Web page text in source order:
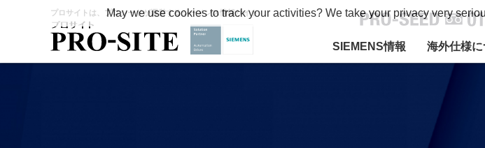
プロサイトは、プロシードが運営するシーメンス情報サイト
SIEMENS情報 海外仕様に
May we use cookies to track your activities? We take your privacy very